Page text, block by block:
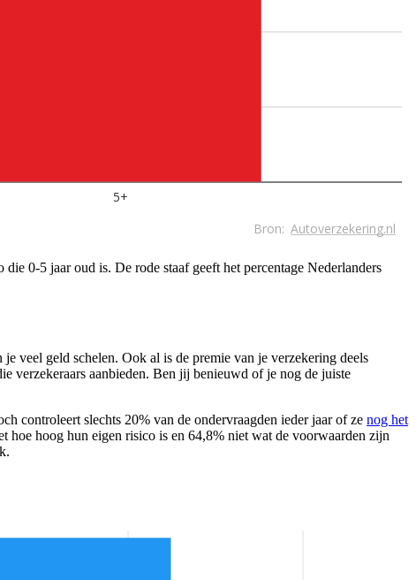
0-5 jaar oud is. De rode staaf geeft het percentage Nederlanders
veel geld schelen. Ook al is de premie van je verzekering deels
verzekeraars aanbieden. Ben jij benieuwd of je nog de juiste
controleert slechts 20% van de ondervraagden ieder jaar of ze nog het
hoe hoog hun eigen risico is en 64,8% niet wat de voorwaarden zijn